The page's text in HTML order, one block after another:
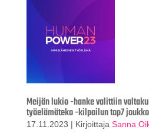
Meijän lukio -hanke valittiin
työelämäteko -kilpailun top7
17.11.2023 | Kirjoittaja Sanna